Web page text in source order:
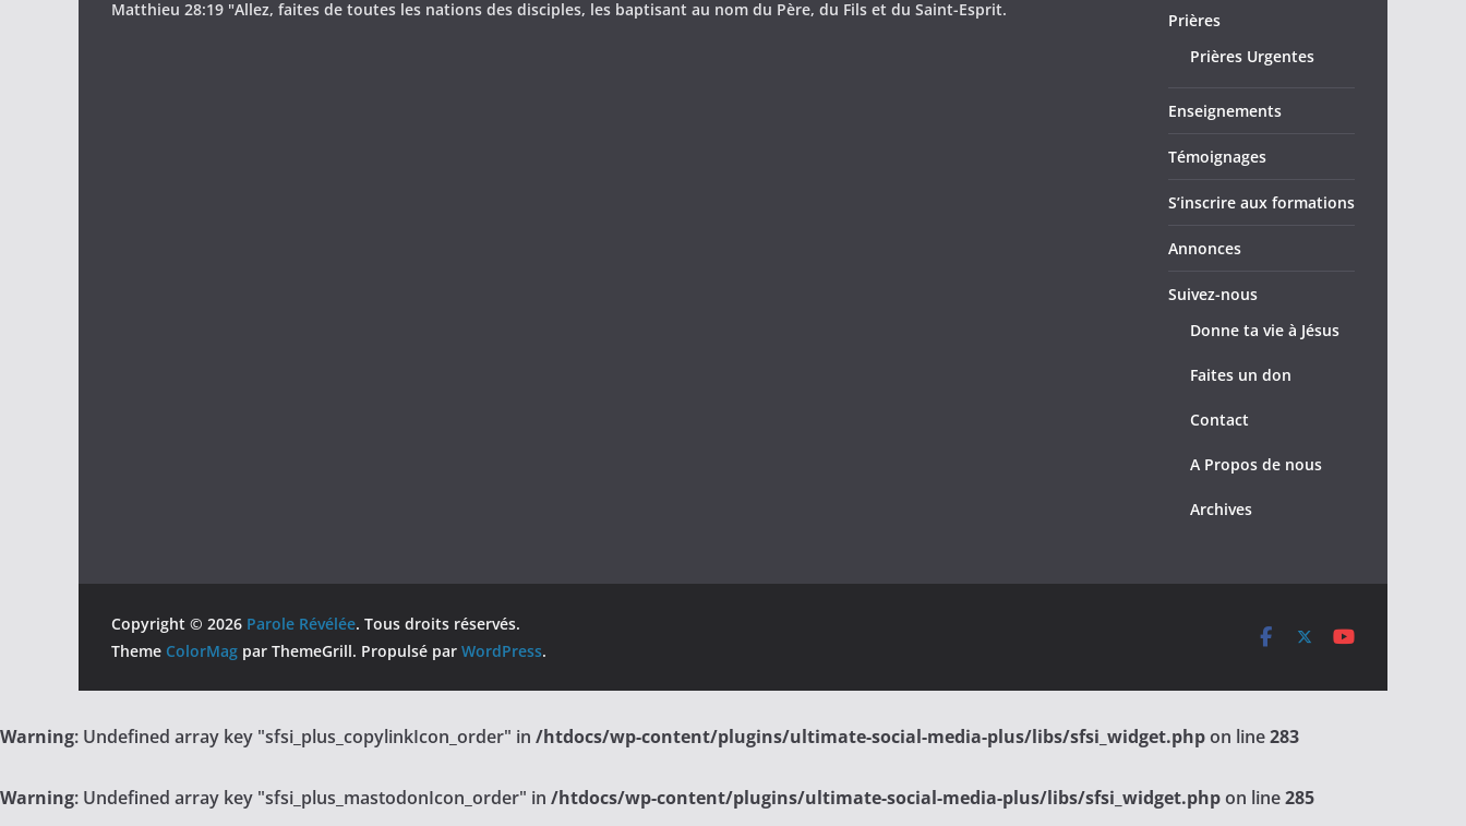
Matthieu 28:19 "Allez, faites de toutes les nations des disciples, les baptisant au nom du Père, du Fils et du Saint-Esprit.
Prières
Prières Urgentes
Enseignements
Témoignages
S’inscrire aux formations
Annonces
Suivez-nous
Donne ta vie à Jésus
Faites un don
Contact
A Propos de nous
Archives
Copyright © 2026 Parole Révélée. Tous droits réservés.
Theme ColorMag par ThemeGrill. Propulsé par WordPress.
Warning: Undefined array key "sfsi_plus_copylinkIcon_order" in /htdocs/wp-content/plugins/ultimate-social-media-plus/libs/sfsi_widget.phpon line283
Warning: Undefined array key "sfsi_plus_mastodonIcon_order" in /htdocs/wp-content/plugins/ultimate-social-media-plus/libs/sfsi_widget.phpon line285